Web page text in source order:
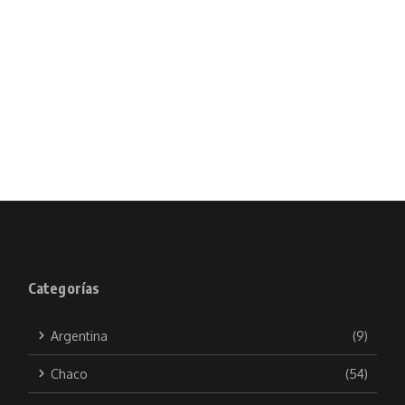
Categorías
Argentina (9)
Chaco (54)